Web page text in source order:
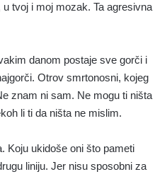
tvoj i moj mozak. Ta agresivna
danom postaje sve gorči i
Otrov smrtonosni, kojeg
znam ni sam. Ne mogu ti ništa
li ti da ništa ne mislim.
Koju ukidoše oni što pameti
liniju. Jer nisu sposobni za